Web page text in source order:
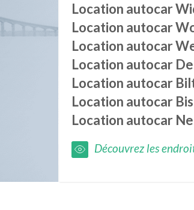
Location autocar
Location autocar
Location autocar
Location autocar
Location autocar
Location autocar
Location autocar
Découvrez les